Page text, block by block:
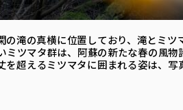
滝の真横に位置しており、滝とミツ
ミツマタ群は、阿蘇の新たな春の風物
を超えるミツマタに囲まれる姿は、写